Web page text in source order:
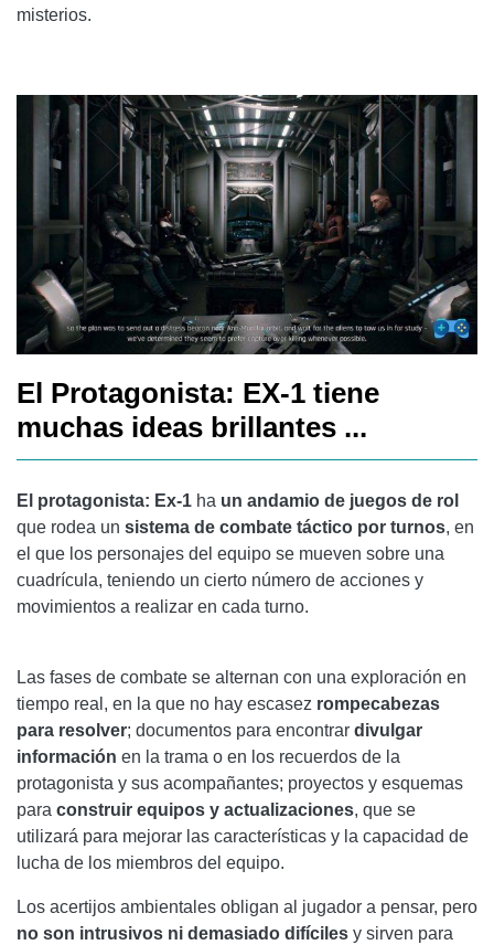
misterios.
El Protagonista: EX-1 tiene
muchas ideas brillantes ...
El protagonista: Ex-1 ha un andamio de juegos de rol
que rodea un sistema de combate táctico por turnos, en
el que los personajes del equipo se mueven sobre una
cuadrícula, teniendo un cierto número de acciones y
movimientos a realizar en cada turno.
Las fases de combate se alternan con una exploración en
tiempo real, en la que no hay escasez rompecabezas
para resolver; documentos para encontrar divulgar
información en la trama o en los recuerdos de la
protagonista y sus acompañantes; proyectos y esquemas
para construir equipos y actualizaciones, que se
utilizará para mejorar las características y la capacidad de
lucha de los miembros del equipo.
Los acertijos ambientales obligan al jugador a pensar, pero
no son intrusivos ni demasiado difíciles y sirven para